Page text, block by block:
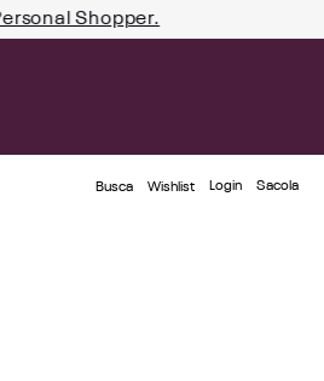
Shopper.
Busca Wishlist Login